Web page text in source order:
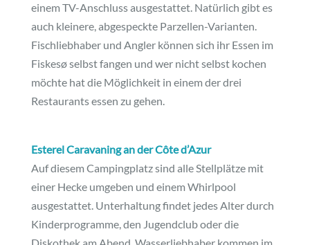
einem TV-Anschluss ausgestattet. Natürlich gibt es
auch kleinere, abgespeckte Parzellen-Varianten.
Fischliebhaber und Angler können sich ihr Essen im
Fiskesø selbst fangen und wer nicht selbst kochen
möchte hat die Möglichkeit in einem der drei
Restaurants essen zu gehen.
Esterel Caravaning an der Côte d’Azur
Auf diesem Campingplatz sind alle Stellplätze mit
einer Hecke umgeben und einem Whirlpool
ausgestattet. Unterhaltung findet jedes Alter durch
Kinderprogramme, den Jugendclub oder die